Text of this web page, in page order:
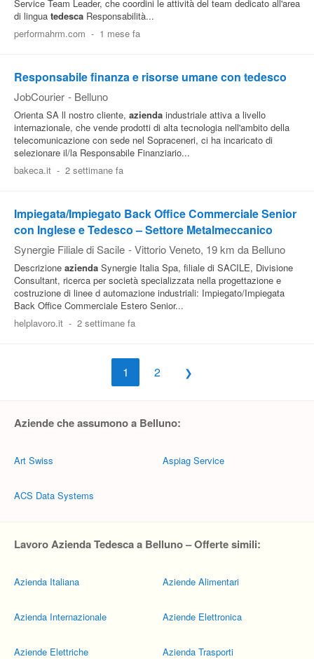
Service Team Leader, che coordini le attività del team dedicato all'area
di lingua tedesca Responsabilità...
performahrm.com - 1 mese fa
Responsabile finanza e risorse umane con tedesco
JobCourier - Belluno
Orienta SA ll nostro cliente, azienda industriale attiva a livello
internazionale, che vende prodotti di alta tecnologia nell'ambito della
telecomunicazione con sede nel Sopraceneri, ci ha incaricato di
selezionare il/la Responsabile Finanziario...
bakeca.it - 2 settimane fa
Impiegata/Impiegato Back Office Commerciale Senior
con Inglese e Tedesco – Settore Metalmeccanico
Synergie Filiale di Sacile - Vittorio Veneto, 19 km da Belluno
Descrizione azienda Synergie Italia Spa, filiale di SACILE, Divisione
Consultant, ricerca per società specializzata nella progettazione e
costruzione di linee d automazione industriali: Impiegato/Impiegata
Back Office Commerciale Estero Senior...
helplavoro.it - 2 settimane fa
1 2
Aziende che assumono a Belluno:
Art Swiss
ACS Data Systems
Aspiag Service
Lavoro Azienda Tedesca a Belluno – Offerte simili:
Azienda Italiana
Azienda Internazionale
Aziende Elettriche
Aziende Alimentari
Aziende Elettronica
Azienda Trasporti